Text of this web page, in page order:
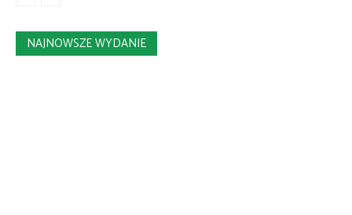
NAJNOWSZE WYDANIE